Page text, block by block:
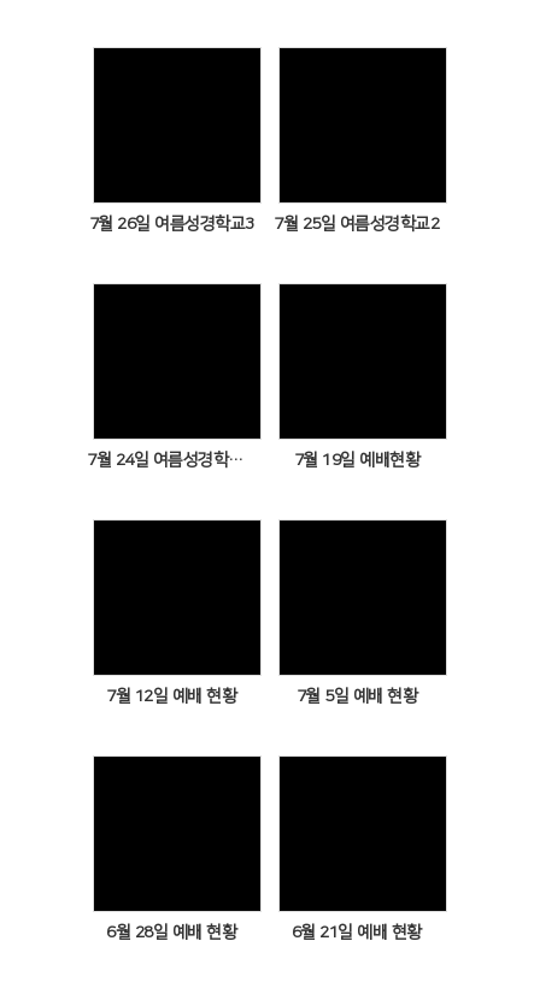
7월 26일 여름성경학교3 7월 25일 여름성경학교2
7월 24일 여름성경학교 1 7월 19일 예배현황
7월 12일 예배 현황 7월 5일 예배 현황
6월 28일 예배 현황 6월 21일 예배 현황